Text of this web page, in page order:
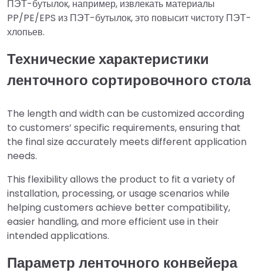
ПЭТ-бутылок, например, извлекать материалы
PP/PE/EPS из ПЭТ-бутылок, это повысит чистоту ПЭТ-
хлопьев.
Технические характеристики
ленточного сортировочного стола
The length and width can be customized according
to customers’ specific requirements, ensuring that
the final size accurately meets different application
needs.
This flexibility allows the product to fit a variety of
installation, processing, or usage scenarios while
helping customers achieve better compatibility,
easier handling, and more efficient use in their
intended applications.
Параметр ленточного конвейера